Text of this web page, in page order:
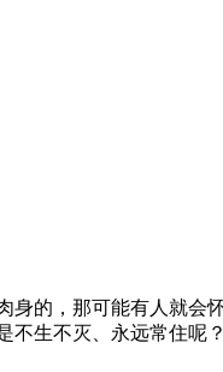
的，那可能有人就会
生不灭、永远常住呢